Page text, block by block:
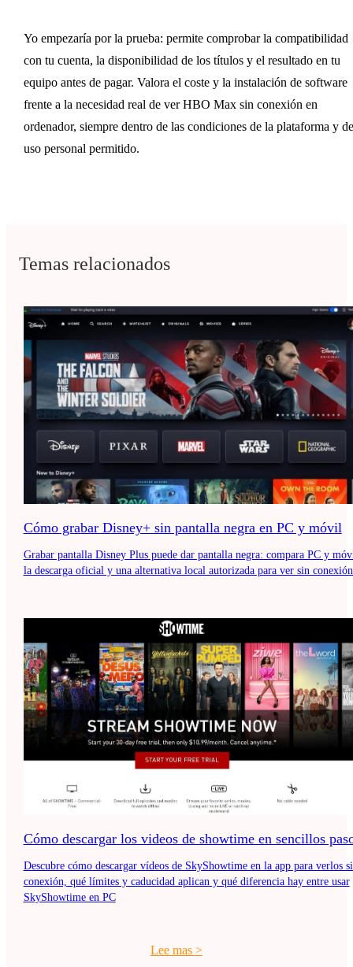
Yo empezaría por la prueba: permite comprobar la compatibilidad
con tu cuenta, la disponibilidad de los títulos y el resultado en tu
equipo antes de pagar. Valora el coste y la instalación de software
frente a la necesidad real de ver HBO Max sin conexión en
ordenador, siempre dentro de las condiciones de la plataforma y
uso personal permitido.
Temas relacionados
Cómo grabar Disney+ sin pantalla negra en PC y móvil
Grabar pantalla Disney Plus puede dar pantalla negra: compara PC y
la descarga oficial y una alternativa local autorizada para ver sin
Cómo descargar los videos de showtime en sencillos
Descubre cómo descargar vídeos de SkyShowtime en la app para verlos
conexión, qué límites y caducidad aplican y qué diferencia hay entre usar
SkyShowtime en PC
Lee mas >